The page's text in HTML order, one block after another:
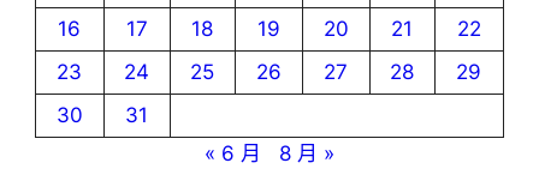
16
17 18 19 20 21
22
23
24 25 26 27 28
29
30
31
« 6 月
8 月 »